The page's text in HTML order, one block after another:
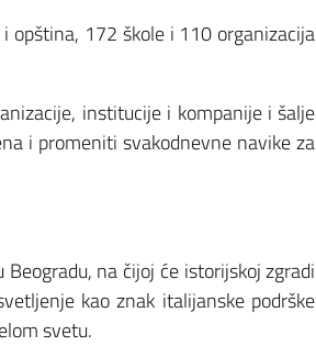
opština, 172 škole i 110 organizacija
institucije i kompanije i šalje
i promeniti svakodnevne navike za
na čijoj će istorijskoj zgradi
kao znak italijanske podrške
svetu.